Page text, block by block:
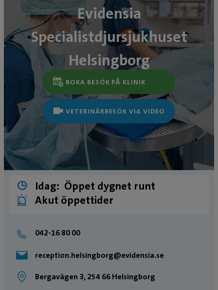
Evidensia
Specialistdjursjukhuset
Helsingborg
BOKA BESÖK PÅ KLINIK
VETERINÄRBESÖK VIA VIDEO
Idag: Öppet dygnet runt
Akut öppettider
042-16 80 00
reception.helsingborg@evidensia.se
Bergavägen 3, 254 66 Helsingborg